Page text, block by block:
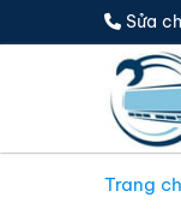
Sửa
Trang